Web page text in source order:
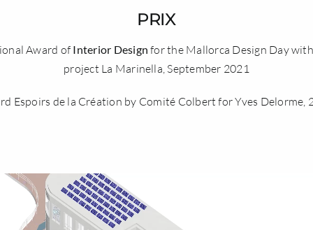
PRIX
Award of Interior Design for the Mallorca Design Day
project La Marinella, September 2021
Espoirs de la Création by Comité Colbert forYves Delorme,